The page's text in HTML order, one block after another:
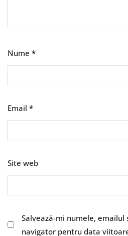
Nume *
Email *
Site web
Salvează-mi numele, emailul
navigator pentru data